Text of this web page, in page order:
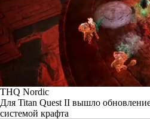
THQ Nordic
Для Titan Quest II вышло
системой крафта